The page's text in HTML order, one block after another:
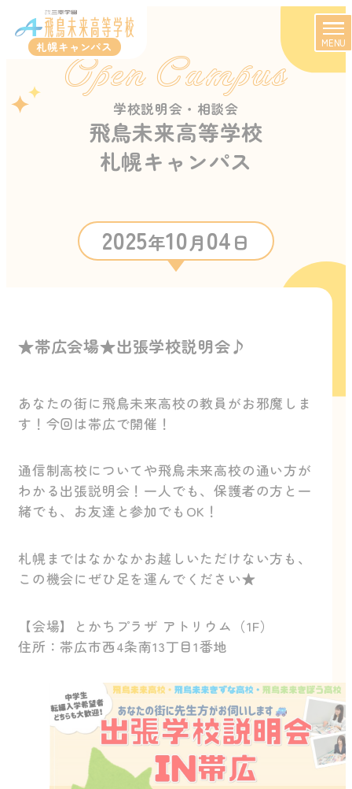
札幌キャンパス MENU
Open Campus
学校説明会・相談会
飛鳥未来高等学校
札幌キャンパス
2025年10月04日
★帯広会場★出張学校説明会♪
あなたの街に飛鳥未来高校の教員がお邪魔しま
す！今回は帯広で開催！
通信制高校についてや飛鳥未来高校の通い方が
わかる出張説明会！一人でも、保護者の方と一
緒でも、お友達と参加でもOK！
札幌まではなかなかお越しいただけない方も、
この機会にぜひ足を運んでください★
【会場】とかちプラザ アトリウム（1F）
住所：帯広市西4条南13丁目1番地